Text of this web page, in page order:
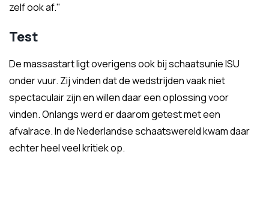
zelf ook af."
Test
De massastart ligt overigens ook bij schaatsunie ISU
onder vuur. Zij vinden dat de wedstrijden vaak niet
spectaculair zijn en willen daar een oplossing voor
vinden. Onlangs werd er daarom getest met een
afvalrace. In de Nederlandse schaatswereld kwam daar
echter heel veel kritiek op.